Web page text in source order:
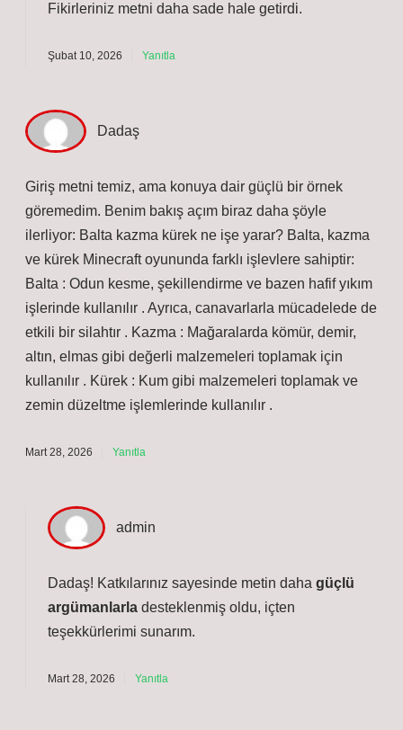
Fikirleriniz metni daha sade hale getirdi.
Şubat 10, 2026 Yanıtla
Giriş metni temiz, ama konuya dair güçlü bir örnek
göremedim. Benim bakış açım biraz daha şöyle
ilerliyor: Balta kazma kürek ne işe yarar? Balta, kazma
ve kürek Minecraft oyununda farklı işlevlere sahiptir:
Balta : Odun kesme, şekillendirme ve bazen hafif yıkım
işlerinde kullanılır . Ayrıca, canavarlarla mücadelede de
etkili bir silahtır . Kazma : Mağaralarda kömür, demir,
altın, elmas gibi değerli malzemeleri toplamak için
kullanılır . Kürek : Kum gibi malzemeleri toplamak ve
zemin düzeltme işlemlerinde kullanılır .
Mart 28, 2026 Yanıtla
Dadaş! Katkılarınız sayesinde metin daha güçlü
argümanlarla desteklenmiş oldu, içten
teşekkürlerimi sunarım.
Mart 28, 2026 Yanıtla